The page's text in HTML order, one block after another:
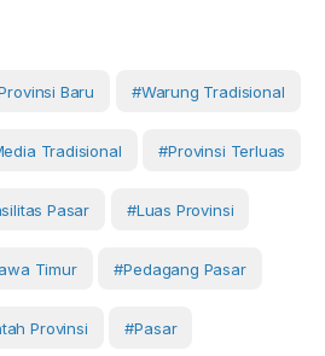
Baru #warung Tradisional
Tradisional #provinsi Terluas
Pasar #luas Provinsi
Timur #Pedagang Pasar
Provinsi #Pasar